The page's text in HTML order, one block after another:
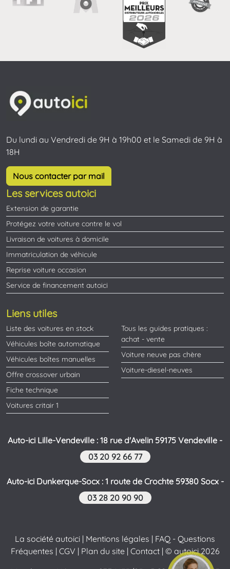
Du lundi au Vendredi de 9H à 19h00 et le Samedi de 9H à
18H
Nous contacter par mail
Les services autoici
Extension de garantie
Protégez votre voiture contre le vol
Livraison de voitures à domicile
Immatriculation de véhicule
Reprise voiture occasion
Service de financement autoici
Liens utiles
Liste des voitures en stock
Véhicules boîte automatique
Véhicules boîtes manuelles
Offre crossover urbain
Fiche technique
Voitures critair 1
Tous les guides pratiques :
achat - vente
Voiture neuve pas chère
Voiture-diesel-neuves
Auto-ici Lille-Vendeville : 18 rue d'Avelin 59175 Vendeville -
03 20 92 66 77
Auto-ici Dunkerque-Socx : 1 route de Crochte 59380 Socx -
03 28 20 90 90
La société autoici | Mentions légales | FAQ - Questions
Fréquentes | CGV | Plan du site| Contact| © autoici 2026